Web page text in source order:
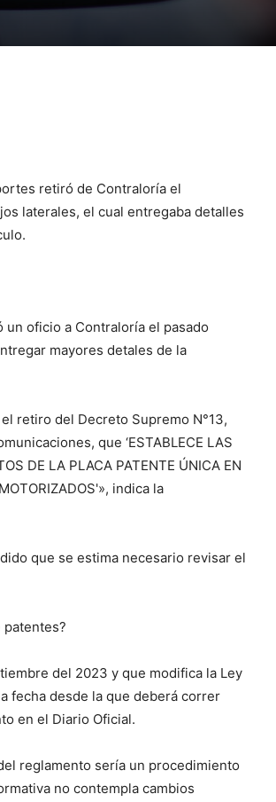
retiró de Contraloría el
laterales, el cual entregaba detalles
oficio a Contraloría el pasado
mayores detales de la
retiro del Decreto Supremo N°13,
que ‘ESTABLECE LAS
DE LA PLACA PATENTE ÚNICA EN
indica la
que se estima necesario revisar el
patentes?
del 2023 y que modifica la Ley
fecha desde la que deberá correr
en el Diario Oficial.
reglamento sería un procedimiento
no contempla cambios